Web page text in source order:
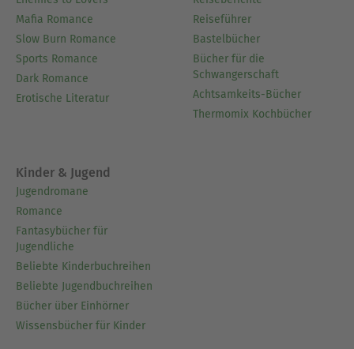
Mafia Romance
Slow Burn Romance
Sports Romance
Dark Romance
Erotische Literatur
Reiseführer
Bastelbücher
Bücher für die
Schwangerschaft
Achtsamkeits-Bücher
Thermomix Kochbücher
Kinder & Jugend
Jugendromane
Romance
Fantasybücher für
Jugendliche
Beliebte Kinderbuchreihen
Beliebte Jugendbuchreihen
Bücher über Einhörner
Wissensbücher für Kinder